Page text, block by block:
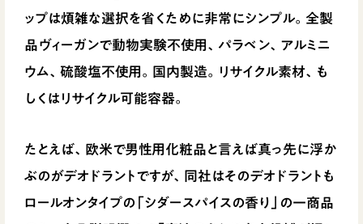
ップは煩雑な選択を省くために非常にシンプル。全製
品ヴィーガンで動物実験不使用、パラベン、アルミニ
ウム、硫酸塩不使用。国内製造。リサイクル素材、も
しくはリサイクル可能容器。
たとえば、欧米で男性用化粧品と言えば真っ先に浮か
ぶのがデオドラントですが、同社はそのデオドラントも
ロールオンタイプの「シダースパイスの香り」の一商品